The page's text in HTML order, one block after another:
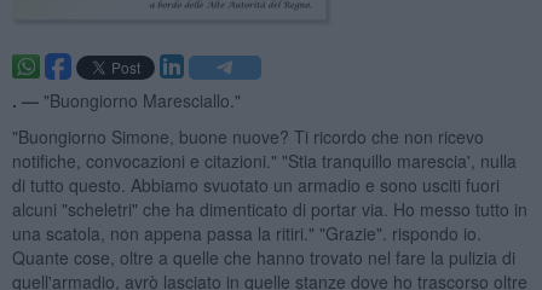
. — "Buongiorno Maresciallo."
"Buongiorno Simone, buone nuove? Ti ricordo che non ricevo
notifiche, convocazioni e citazioni." "Stia tranquillo marescia', nulla
di tutto questo. Abbiamo svuotato un armadio e sono usciti fuori
alcuni "scheletri" che ha dimenticato di portar via. Ho messo tutto in
una scatola, non appena passa la ritiri." "Grazie". rispondo io.
Quante cose, oltre a quelle che hanno trovato nel fare la pulizia di
quell'armadio, avrò lasciato in quelle stanze dove ho trascorso oltre